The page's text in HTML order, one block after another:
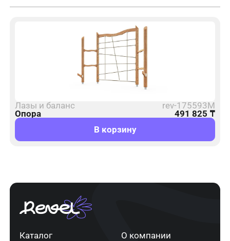
Лазы и баланс
rev-175593М
Опора
491 825 ₸
В корзину
Каталог О компании